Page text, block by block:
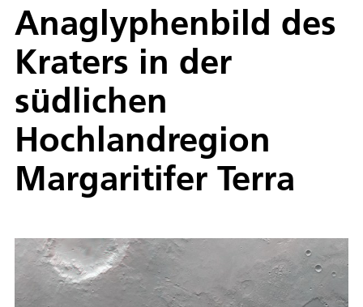
Anaglyphenbild des
Kraters in der
südlichen
Hochlandregion
Margaritifer Terra